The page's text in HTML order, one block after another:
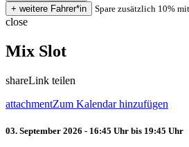
Spare zusätzlich 10%
close
Mix Slot
shareLink teilen
attachmentZum Kalendar hinzufügen
03. September 2026 - 16:45 Uhr bis 19:45 Uhr